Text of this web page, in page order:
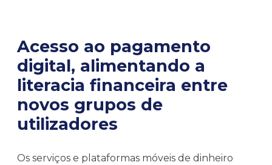
Acesso ao pagamento
digital, alimentando a
literacia financeira entre
novos grupos de
utilizadores
Os serviços e plataformas móveis de dinheiro